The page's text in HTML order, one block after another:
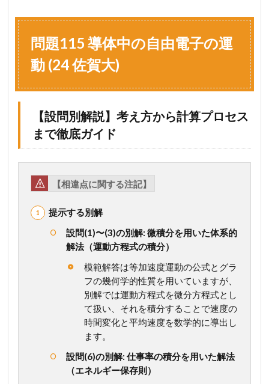
1
1
5
導
中
自
由
電
子
の
運
2
4
佐
説
】
考
問題115 導体中の自由電子の運
動 (24 佐賀大)
【設問別解説】考え方から計算プロセス
まで徹底ガイド
【相違点に関する注記】
提示する別解
設問(1)〜(3)の別解: 微積分を用いた体系的
解法（運動方程式の積分）
模範解答は等加速度運動の公式とグラ
フの幾何学的性質を用いていますが、
別解では運動方程式を微分方程式とし
て扱い、それを積分することで速度の
時間変化と平均速度を数学的に導出し
ます。
設問(6)の別解: 仕事率の積分を用いた解法
（エネルギー保存則）